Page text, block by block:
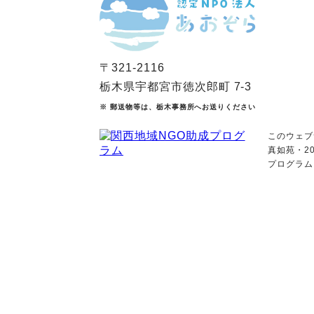
〒321-2116
栃木県宇都宮市徳次郎町 7-3
※ 郵送物等は、栃木事務所へお送りください
このウェ
真如苑・
プログラ